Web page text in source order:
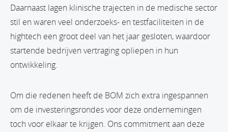
Daarnaast lagen klinische trajecten in de medische sector
stil en waren veel onderzoeks- en testfaciliteiten in de
hightech een groot deel van het jaar gesloten, waardoor
startende bedrijven vertraging opliepen in hun
ontwikkeling.
Om die redenen heeft de BOM zich extra ingespannen
om de investeringsrondes voor deze ondernemingen
toch voor elkaar te krijgen. Ons commitment aan deze